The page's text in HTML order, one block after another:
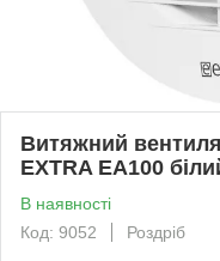
Витяжний
EXTRA EA100
В наявності
Код: 9052
Роздріб